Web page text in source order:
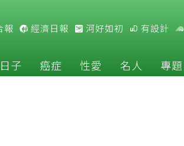
報 經濟日報 河好如初 有設計
子 癌症 性愛 名人 專題